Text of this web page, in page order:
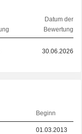
Datum der
Bewertung
30.06.2026
Beginn
01.03.2013